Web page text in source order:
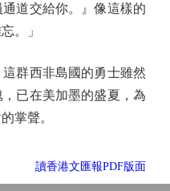
道交給你。』像這樣的
。」
群西非島國的勇士雖然
已在美加墨的盛夏，為
掌聲。
讀香港文匯報PDF版面